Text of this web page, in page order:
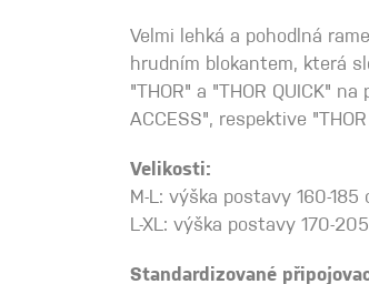
Spárové rukavice
Velmi lehká a pohodlná
hrudním blokantem, která
"THOR" a "THOR QUICK" na
ACCESS", respektive "THOR
Velikosti:
M-L: výška postavy 160-185
L-XL: výška postavy 170-
Standardizované